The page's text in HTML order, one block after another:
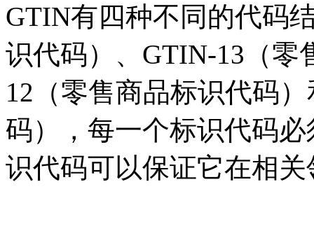
GTIN有四种不同的代码
识代码）、GTIN-13（零
12（零售商品标识代码
码），每一个标识代码
识代码可以保证它在相